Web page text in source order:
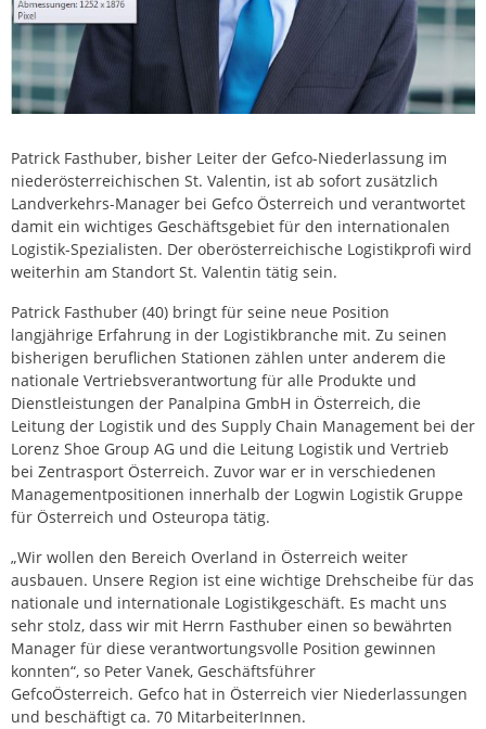
Patrick Fasthuber, bisher Leiter der Gefco-Niederlassung im
niederösterreichischen St. Valentin, ist ab sofort zusätzlich
Landverkehrs-Manager bei Gefco Österreich und verantwortet
damit ein wichtiges Geschäftsgebiet für den internationalen
Logistik-Spezialisten. Der oberösterreichische Logistikprofi wird
weiterhin am Standort St. Valentin tätig sein.
Patrick Fasthuber (40) bringt für seine neue Position
langjährige Erfahrung in der Logistikbranche mit. Zu seinen
bisherigen beruflichen Stationen zählen unter anderem die
nationale Vertriebsverantwortung für alle Produkte und
Dienstleistungen der Panalpina GmbH in Österreich, die
Leitung der Logistik und des Supply Chain Management bei der
Lorenz Shoe Group AG und die Leitung Logistik und Vertrieb
bei Zentrasport Österreich. Zuvor war er in verschiedenen
Managementpositionen innerhalb der Logwin Logistik Gruppe
für Österreich und Osteuropa tätig.
„Wir wollen den Bereich Overland in Österreich weiter
ausbauen. Unsere Region ist eine wichtige Drehscheibe für das
nationale und internationale Logistikgeschäft. Es macht uns
sehr stolz, dass wir mit Herrn Fasthuber einen so bewährten
Manager für diese verantwortungsvolle Position gewinnen
konnten“, so Peter Vanek, Geschäftsführer
GefcoÖsterreich. Gefco hat in Österreich vier Niederlassungen
und beschäftigt ca. 70 MitarbeiterInnen.